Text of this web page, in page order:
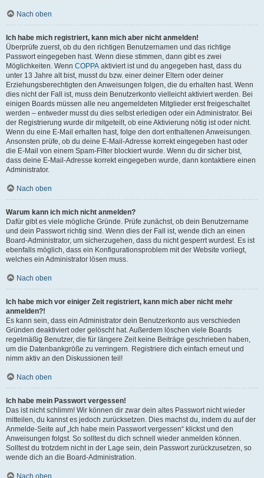
Nach oben
Ich habe mich registriert, kann mich aber nicht anmelden!
Überprüfe zuerst, ob du den richtigen Benutzernamen und das richtige
Passwort eingegeben hast. Wenn diese stimmen, dann gibt es zwei
Möglichkeiten. Wenn COPPA aktiviert ist und du angegeben hast, dass du
unter 13 Jahre alt bist, musst du bzw. einer deiner Eltern oder deiner
Erziehungsberechtigten den Anweisungen folgen, die du erhalten hast. Wenn
dies nicht der Fall ist, muss dein Benutzerkonto vielleicht aktiviert werden. Bei
einigen Boards müssen alle neu angemeldeten Mitglieder erst freigeschaltet
werden – entweder musst du dies selbst erledigen oder ein Administrator. Bei
der Registrierung wurde dir mitgeteilt, ob eine Aktivierung nötig ist oder nicht.
Wenn du eine E-Mail erhalten hast, folge den dort enthaltenen Anweisungen.
Ansonsten prüfe, ob du deine E-Mail-Adresse korrekt eingegeben hast oder
die E-Mail von einem Spam-Filter blockiert wurde. Wenn du dir sicher bist,
dass deine E-Mail-Adresse korrekt eingegeben wurde, dann kontaktiere einen
Administrator.
Nach oben
Warum kann ich mich nicht anmelden?
Dafür gibt es viele mögliche Gründe. Prüfe zunächst, ob dein Benutzername
und dein Passwort richtig sind. Wenn dies der Fall ist, wende dich an einen
Board-Administrator, um sicherzugehen, dass du nicht gesperrt wurdest. Es ist
ebenfalls möglich, dass ein Konfigurationsproblem mit der Website vorliegt,
welches ein Administrator lösen muss.
Nach oben
Ich habe mich vor einiger Zeit registriert, kann mich aber nicht mehr
anmelden?!
Es kann sein, dass ein Administrator dein Benutzerkonto aus verschieden
Gründen deaktiviert oder gelöscht hat. Außerdem löschen viele Boards
regelmäßig Benutzer, die für längere Zeit keine Beiträge geschrieben haben,
um die Datenbankgröße zu verringern. Registriere dich einfach erneut und
nimm aktiv an den Diskussionen teil!
Nach oben
Ich habe mein Passwort vergessen!
Das ist nicht schlimm! Wir können dir zwar dein altes Passwort nicht wieder
mitteilen, du kannst es jedoch zurücksetzen. Dies machst du, indem du auf der
Anmelde-Seite auf „Ich habe mein Passwort vergessen“ klickst und den
Anweisungen folgst. So solltest du dich schnell wieder anmelden können.
Solltest du trotzdem nicht in der Lage sein, dein Passwort zurückzusetzen, so
wende dich an die Board-Administration.
Nach oben